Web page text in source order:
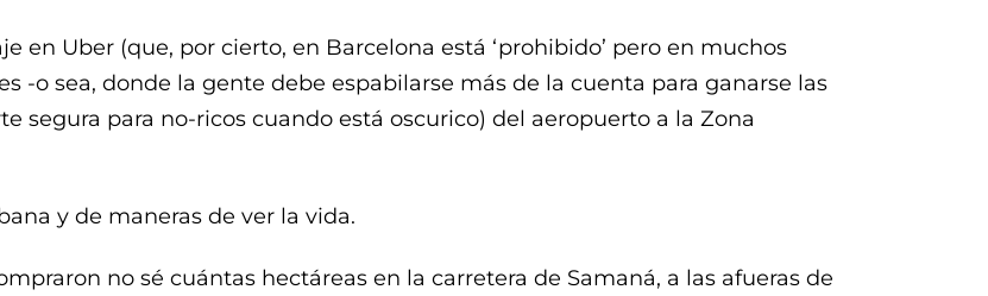
en Uber (que, por cierto, en Barcelona está ‘prohibido’ pero en muchos
-o sea, donde la gente debe espabilarse más de la cuenta para ganarse las
segura para no-ricos cuando está oscurico) del aeropuerto a la Zona
y de maneras de ver la vida.
no sé cuántas hectáreas en la carretera de Samaná, a las afueras de